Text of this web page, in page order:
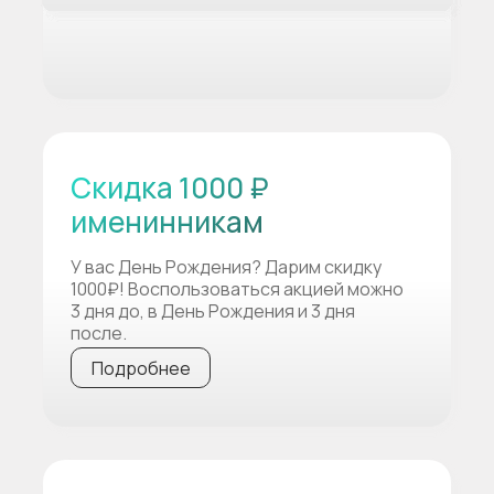
Подробнее
Скидка 1000 ₽
именинникам
У вас День Рождения? Дарим скидку
1000₽! Воспользоваться акцией можно
3 дня до, в День Рождения и 3 дня
после.